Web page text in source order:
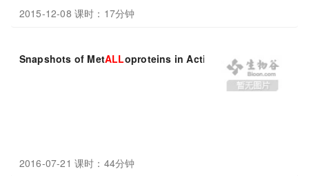
2015-12-08 课时：17分钟
Snapshots of MetALLoproteins in Action
2016-07-21 课时：44分钟